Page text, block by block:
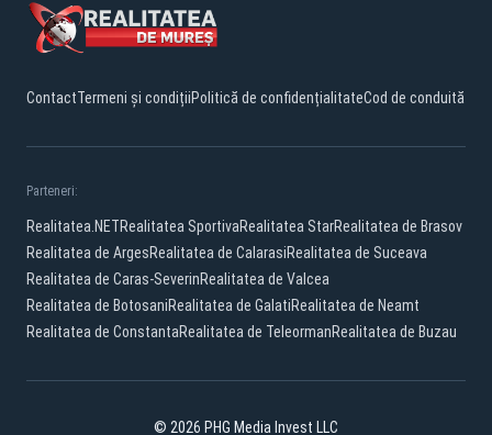
ContactTermeni și condițiiPolitică de confidențialitateCod de conduită
Parteneri:
Realitatea.NETRealitatea SportivaRealitatea StarRealitatea de Brasov
Realitatea de ArgesRealitatea de CalarasiRealitatea de Suceava
Realitatea de Caras-SeverinRealitatea de Valcea
Realitatea de BotosaniRealitatea de GalatiRealitatea de Neamt
Realitatea de ConstantaRealitatea de TeleormanRealitatea de Buzau
© 2026 PHG Media Invest LLC